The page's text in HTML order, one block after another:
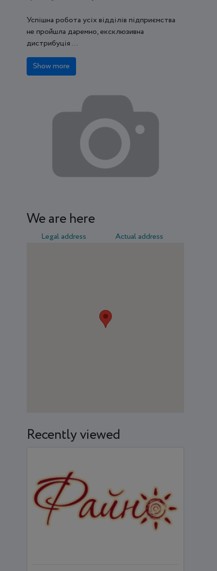
Успішна робота усіх відділів підприємства
не пройшла даремно, ексклюзивна
дистрибуція ...
Show more
We are here
Legal address Actual address
Recently viewed